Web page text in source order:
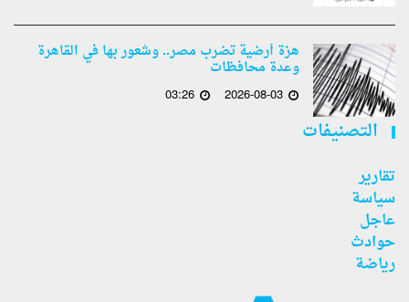
هزة أرضية تضرب مصر.. وشعور بها في القاهرة
وعدة محافظات
2026-08-03
03:26
التصنيفات
تقارير
سياسة
عاجل
حوادث
رياضة